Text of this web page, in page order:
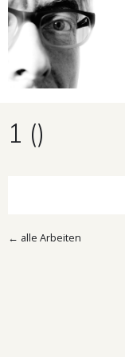
1 ()
← alle Arbeiten